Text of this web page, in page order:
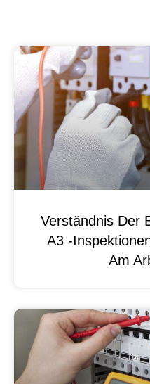
Verständnis Der
A3 -
Am